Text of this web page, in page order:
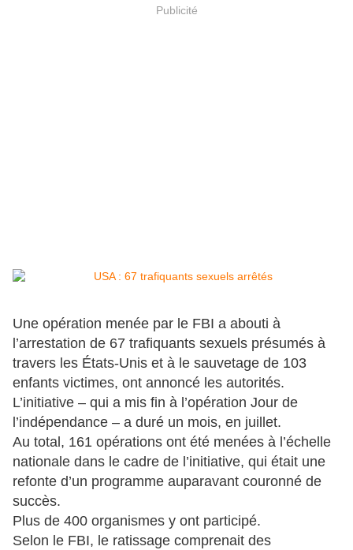
Publicité
Une opération menée par le FBI a abouti à
l’arrestation de 67 trafiquants sexuels présumés à
travers les États-Unis et à le sauvetage de 103
enfants victimes, ont annoncé les autorités.
L’initiative – qui a mis fin à l’opération Jour de
l’indépendance – a duré un mois, en juillet.
Au total, 161 opérations ont été menées à l’échelle
nationale dans le cadre de l’initiative, qui était une
refonte d’un programme auparavant couronné de
succès.
Plus de 400 organismes y ont participé.
Selon le FBI, le ratissage comprenait des